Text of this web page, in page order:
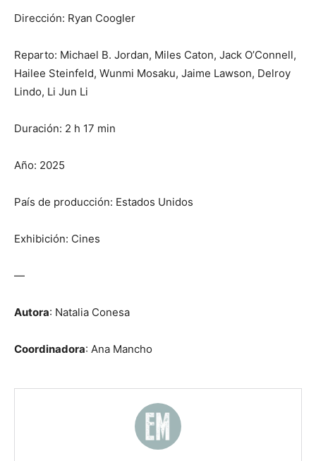
Dirección: Ryan Coogler
Reparto: Michael B. Jordan, Miles Caton, Jack O’Connell,
Hailee Steinfeld, Wunmi Mosaku, Jaime Lawson, Delroy
Lindo, Li Jun Li
Duración: 2 h 17 min
Año: 2025
País de producción: Estados Unidos
Exhibición: Cines
—
Autora: Natalia Conesa
Coordinadora: Ana Mancho